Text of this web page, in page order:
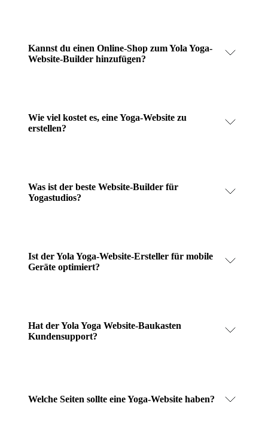
Kannst du einen Online-Shop zum Yola Yoga-
Website-Builder hinzufügen?
Wie viel kostet es, eine Yoga-Website zu
erstellen?
Was ist der beste Website-Builder für
Yogastudios?
Ist der Yola Yoga-Website-Ersteller für mobile
Geräte optimiert?
Hat der Yola Yoga Website-Baukasten
Kundensupport?
Welche Seiten sollte eine Yoga-Website haben?